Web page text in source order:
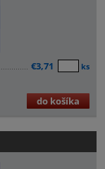
€3,71 ks
do košíka